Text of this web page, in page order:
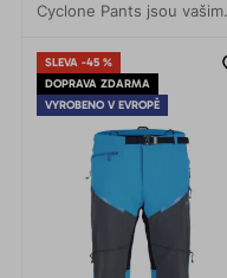
Cyclone Pants jsou vašim
počasí. Lehké sbalitelné,
vždy po ruce
SLEVA -45 %
DOPRAVA ZDARMA
VYROBENO V EVROPĚ